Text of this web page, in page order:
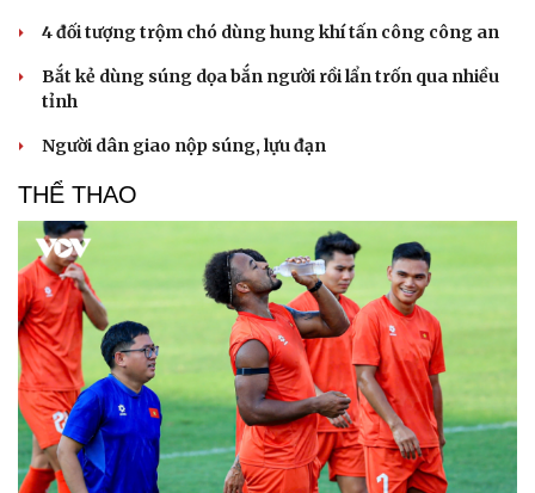
4 đối tượng trộm chó dùng hung khí tấn công công an
Bắt kẻ dùng súng dọa bắn người rồi lẩn trốn qua nhiều
tỉnh
Người dân giao nộp súng, lựu đạn
THỂ THAO